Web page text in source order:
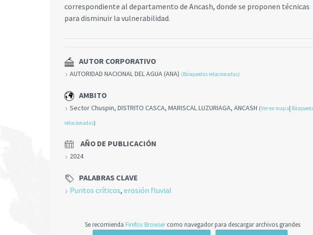
correspondiente al departamento de Ancash, donde se proponen técnicas
para disminuir la vulnerabilidad.
AUTOR CORPORATIVO
AUTORIDAD NACIONAL DEL AGUA (ANA) (Búsquedas relacionadas)
AMBITO
Sector Chuspin, DISTRITO CASCA, MARISCAL LUZURIAGA, ANCASH (Ver en mapa
relacionadas)
AÑO DE PUBLICACIÓN
2024
PALABRAS CLAVE
Puntos críticos, erosión fluvial
Se recomienda Firefox Browsercomo navegador para descargar archivos grandes